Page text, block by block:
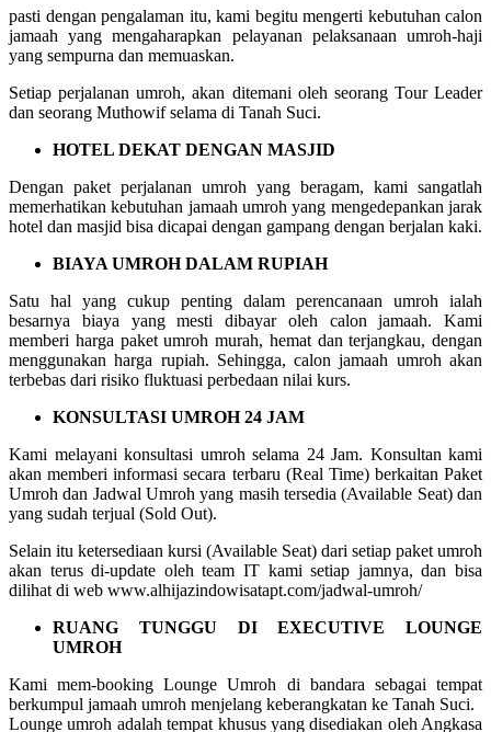
pasti dengan pengalaman itu, kami begitu mengerti kebutuhan calon
jamaah yang mengaharapkan pelayanan pelaksanaan umroh-haji
yang sempurna dan memuaskan.
Setiap perjalanan umroh, akan ditemani oleh seorang Tour Leader
dan seorang Muthowif selama di Tanah Suci.
HOTEL DEKAT DENGAN MASJID
Dengan paket perjalanan umroh yang beragam, kami sangatlah
memerhatikan kebutuhan jamaah umroh yang mengedepankan jarak
hotel dan masjid bisa dicapai dengan gampang dengan berjalan kaki.
BIAYA UMROH DALAM RUPIAH
Satu hal yang cukup penting dalam perencanaan umroh ialah
besarnya biaya yang mesti dibayar oleh calon jamaah. Kami
memberi harga paket umroh murah, hemat dan terjangkau, dengan
menggunakan harga rupiah. Sehingga, calon jamaah umroh akan
terbebas dari risiko fluktuasi perbedaan nilai kurs.
KONSULTASI UMROH 24 JAM
Kami melayani konsultasi umroh selama 24 Jam. Konsultan kami
akan memberi informasi secara terbaru (Real Time) berkaitan Paket
Umroh dan Jadwal Umroh yang masih tersedia (Available Seat) dan
yang sudah terjual (Sold Out).
Selain itu ketersediaan kursi (Available Seat) dari setiap paket umroh
akan terus di-update oleh team IT kami setiap jamnya, dan bisa
dilihat di web www.alhijazindowisatapt.com/jadwal-umroh/
RUANG TUNGGU DI EXECUTIVE LOUNGE
UMROH
Kami mem-booking Lounge Umroh di bandara sebagai tempat
berkumpul jamaah umroh menjelang keberangkatan ke Tanah Suci.
Lounge umroh adalah tempat khusus yang disediakan oleh Angkasa